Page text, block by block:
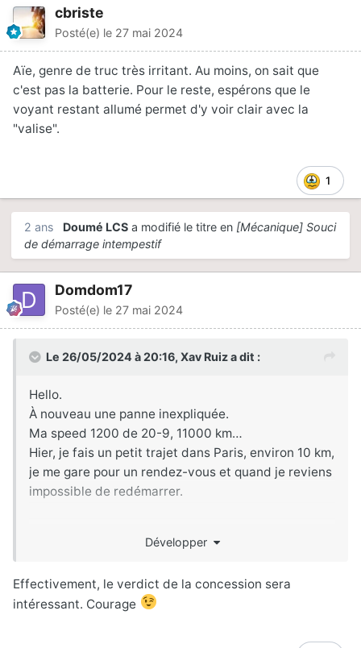
cbriste
Posté(e) le 27 mai 2024
Aïe, genre de truc très irritant. Au moins, on sait que
c'est pas la batterie. Pour le reste, espérons que le
voyant restant allumé permet d'y voir clair avec la
"valise".
1
2 ans Doumé LCS a modifié le titre en [Mécanique] Souci
de démarrage intempestif
Domdom17
Posté(e) le 27 mai 2024
Le 26/05/2024 à 20:16, Xav Ruiza dit :
Hello.
À nouveau une panne inexpliquée.
Ma speed 1200 de 20-9, 11000 km…
Hier, je fais un petit trajet dans Paris, environ 10 km,
je me gare pour un rendez-vous et quand je reviens
impossible de redémarrer.
Il y avait du jus, tout s’allume tout s’éclaire, warning
J’ai essayé de la démarrer à la poussette et rien à
faire même en insistant.
Développer
Effectivement, le verdict de la concession sera
intéressant. Courage